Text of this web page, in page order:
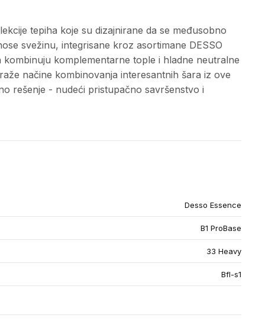
tepiha koje su dizajnirane da se međusobno
svežinu, integrisane kroz asortimane DESSO
kombinuju komplementarne tople i hladne neutralne
načine kombinovanja interesantnih šara iz ove
rešenje - nudeći pristupačno savršenstvo i
Desso Essence
B1 ProBase
33 Heavy
Bfl-s1